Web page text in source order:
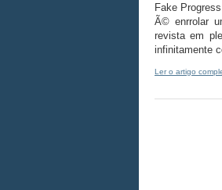
Fake
Ã© enrrolar
revista em
infinitamente
Ler o artigo